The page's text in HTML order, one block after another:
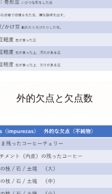
外的欠点と欠点数